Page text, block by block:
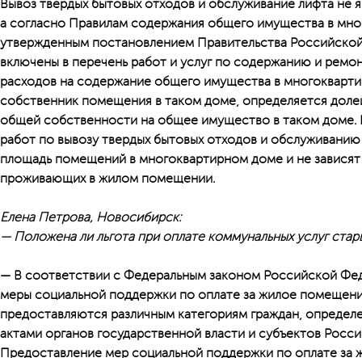
Вывоз твердых бытовых отходов и обслуживание лифта не
а согласно Правилам содержания общего имущества в
утвержденным постановлением Правительства
включены в перечень работ и услуг по содержанию и
расходов на содержание общего имущества в
собственник помещения в таком доме, определяется
общей собственности на общее имущество в таком
работ по вывозу твердых бытовых отходов и
площадь помещений в многоквартирном доме и не зависят
проживающих в жилом помещении.
Елена Петрова, Новосибирск:
— Положена ли льгота при оплате коммунальных услуг
— В соответствии с Федеральным законом Российской
меры социальной поддержки по оплате за жилое
предоставляются различным категориям граждан,
актами органов государственной власти и субъектов
Предоставление мер социальной поддержки по оплате за